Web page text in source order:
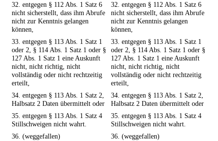
32. entgegen § 112 Abs. 1 Satz 6
nicht sicherstellt, dass ihm Abrufe
nicht zur Kenntnis gelangen
können,
32. entgegen § 112 Abs. 1 Satz 6
nicht sicherstellt, dass ihm Abrufe
nicht zur Kenntnis gelangen
können,
33. entgegen § 113 Abs. 1 Satz 1
oder 2, § 114 Abs. 1 Satz 1 oder §
127 Abs. 1 Satz 1 eine Auskunft
nicht, nicht richtig, nicht
vollständig oder nicht rechtzeitig
erteilt,
33. entgegen § 113 Abs. 1 Satz 1
oder 2, § 114 Abs. 1 Satz 1 oder §
127 Abs. 1 Satz 1 eine Auskunft
nicht, nicht richtig, nicht
vollständig oder nicht rechtzeitig
erteilt,
34. entgegen § 113 Abs. 1 Satz 2,
Halbsatz 2 Daten übermittelt oder
34. entgegen § 113 Abs. 1 Satz 2,
Halbsatz 2 Daten übermittelt oder
35. entgegen § 113 Abs. 1 Satz 4
Stillschweigen nicht wahrt.
35. entgegen § 113 Abs. 1 Satz 4
Stillschweigen nicht wahrt.
36. (weggefallen)
36. (weggefallen)